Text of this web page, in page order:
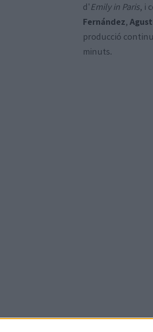
d'Emily in Paris, i
Fernández,
producció
minuts.